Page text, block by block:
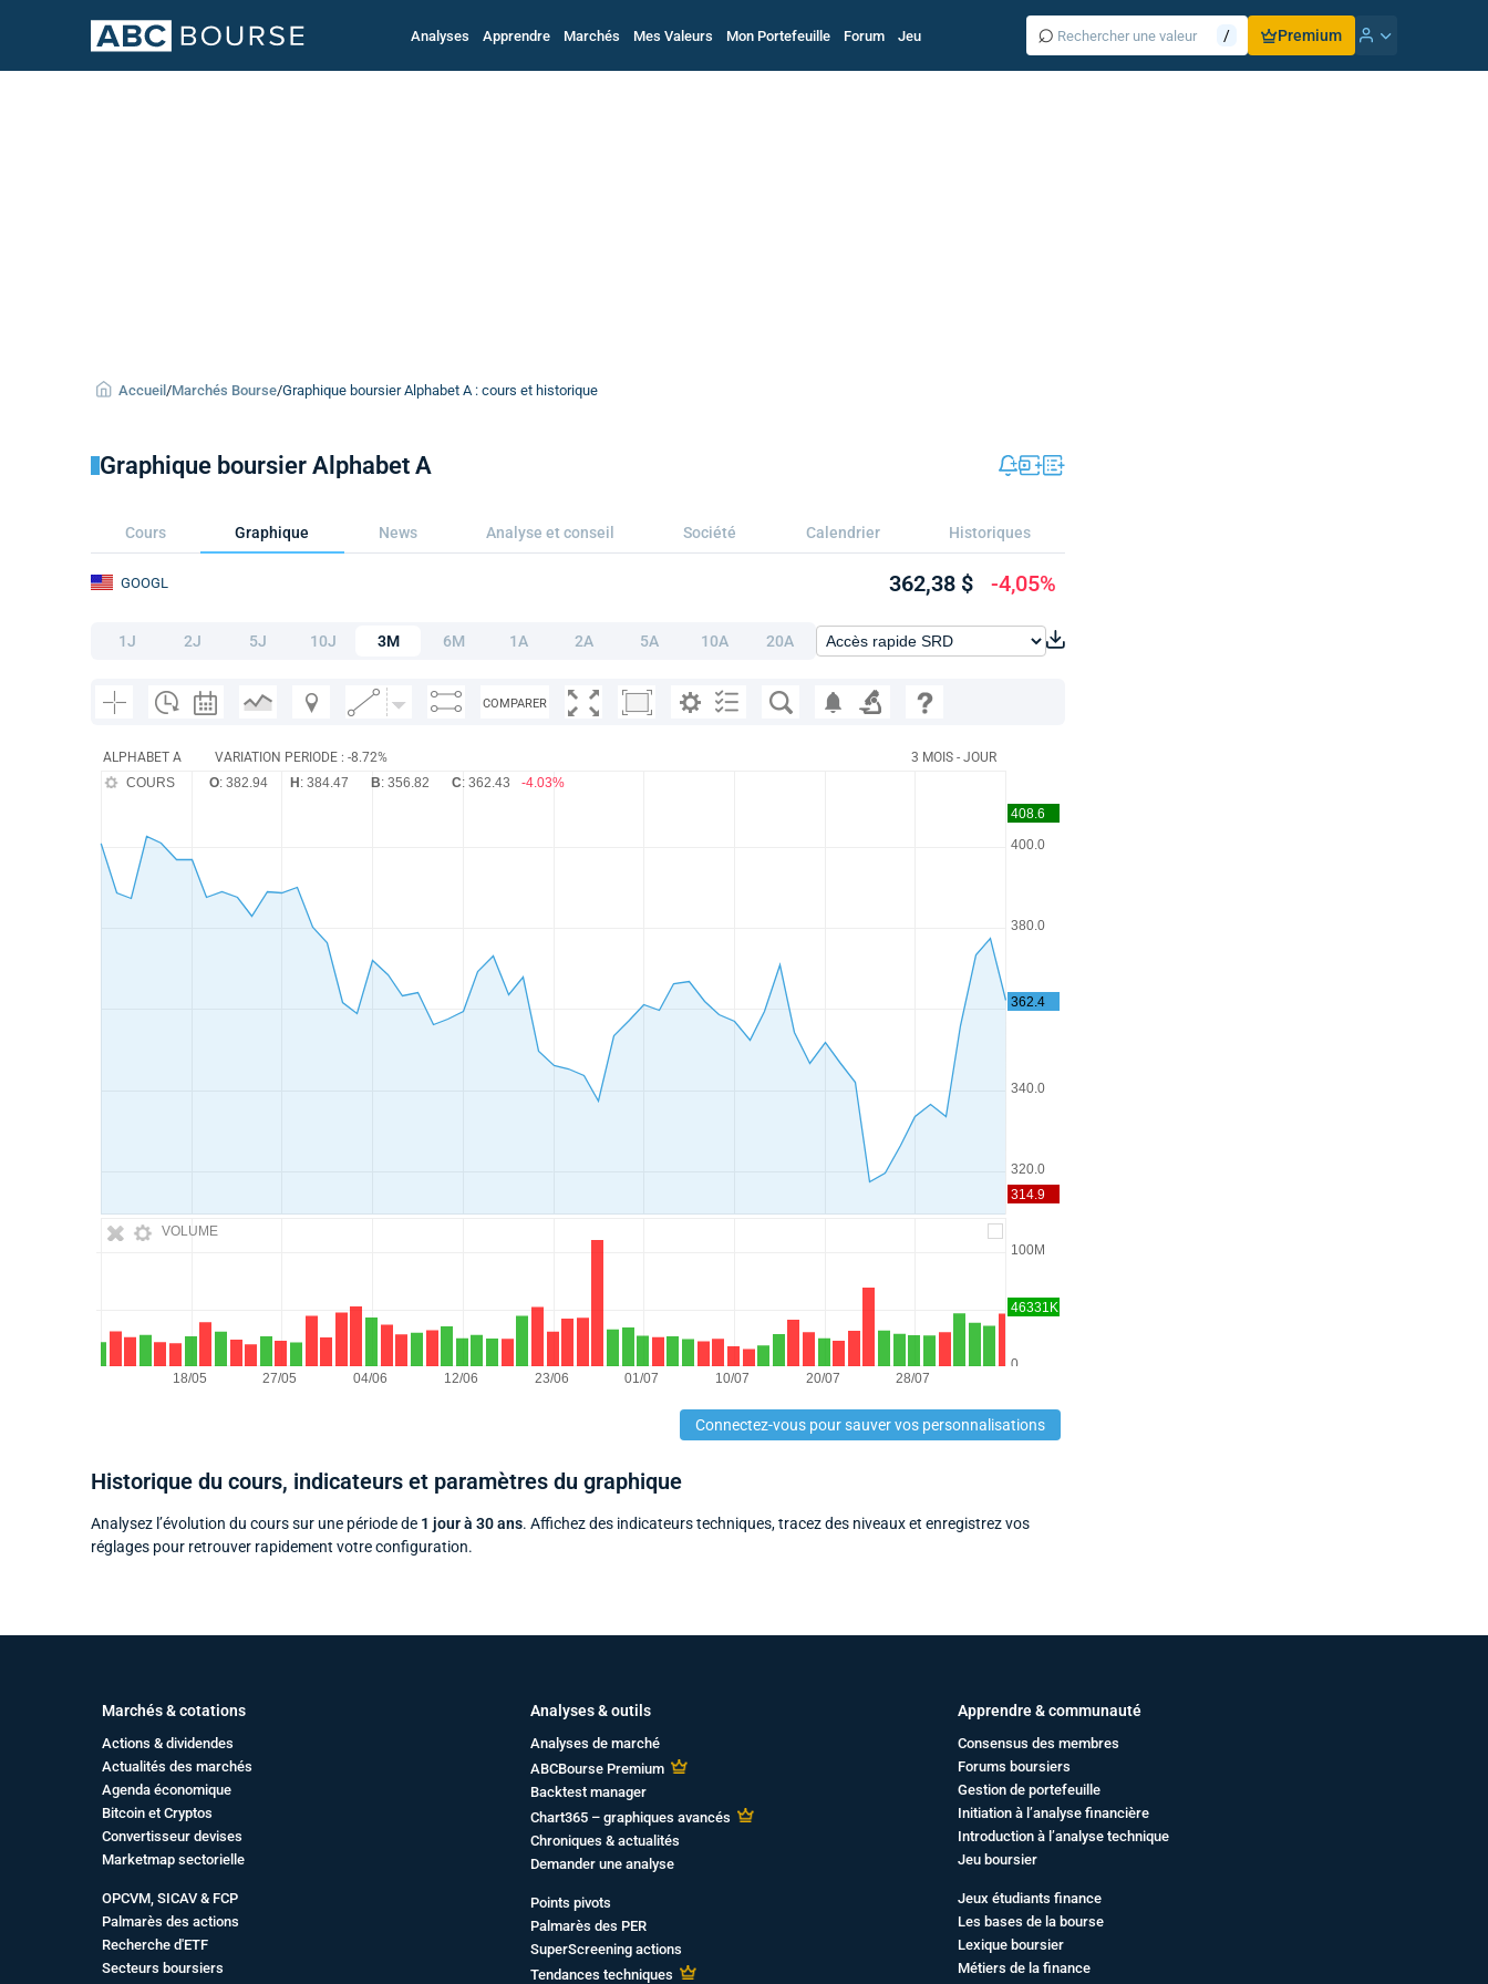
Analyses Apprendre Marchés Mes Valeurs Mon Portefeuille Forum Jeu ⌕ / Premium
Accueil /Marchés Bourse/Graphique boursier Alphabet A : cours et historique
Graphique boursier Alphabet A
Cours Graphique News Analyse et conseil Société Calendrier Historiques
GOOGL 362,38 $ -4,05%
1J 2J 5J 10J 3M 6M 1A 2A 5A 10A 20A
COMPARER
ALPHABET A VARIATION PERIODE : -8.72% 3 MOIS - JOUR
VOLUME
COURS O: 382.94 H : 384.47 B: 356.82 C: 362.43 -4.03%
Connectez-vous pour sauver vos personnalisations
Historique du cours, indicateurs et paramètres du graphique
Analysez l’évolution du cours sur une période de 1 jour à 30 ans. Affichez des indicateurs techniques, tracez des niveaux et enregistrez vos
réglages pour retrouver rapidement votre configuration.
Marchés & cotations
Actions & dividendes
Actualités des marchés
Agenda économique
Bitcoin et Cryptos
Convertisseur devises
Marketmap sectorielle
OPCVM, SICAV & FCP
Palmarès des actions
Recherche d'ETF
Secteurs boursiers
Analyses & outils
Analyses de marché
ABCBourse Premium
Backtest manager
Chart365 – graphiques avancés
Chroniques & actualités
Demander une analyse
Points pivots
Palmarès des PER
SuperScreening actions
Tendances techniques
Apprendre & communauté
Consensus des membres
Forums boursiers
Gestion de portefeuille
Initiation à l’analyse financière
Introduction à l’analyse technique
Jeu boursier
Jeux étudiants finance
Les bases de la bourse
Lexique boursier
Métiers de la finance